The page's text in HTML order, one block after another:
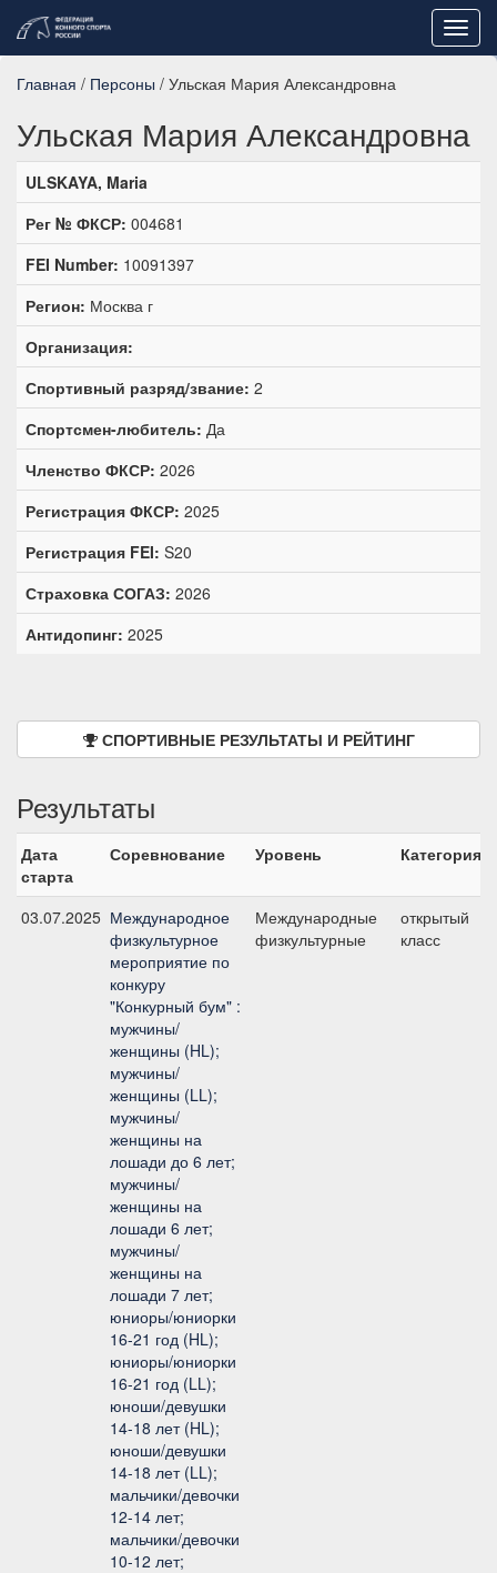
Главная / Персоны / Ульская Мария Александровна
Ульская Мария Александровна
ULSKAYA, Maria
Рег № ФКСР: 004681
FEI Number: 10091397
Регион: Москва г
Организация:
Спортивный разряд/звание: 2
Спортсмен-любитель: Да
Членство ФКСР: 2026
Регистрация ФКСР: 2025
Регистрация FEI: S20
Страховка СОГАЗ: 2026
Антидопинг: 2025
СПОРТИВНЫЕ РЕЗУЛЬТАТЫ И РЕЙТИНГ
Результаты
Дата
старта
Соревнование Уровень Категория
03.07.2025 Международное
физкультурное
мероприятие по
конкуру
"Конкурный бум" :
мужчины/
женщины (HL);
мужчины/
женщины (LL);
мужчины/
женщины на
лошади до 6 лет;
мужчины/
женщины на
лошади 6 лет;
мужчины/
женщины на
лошади 7 лет;
юниоры/юниорки
16-21 год (HL);
юниоры/юниорки
16-21 год (LL);
юноши/девушки
14-18 лет (HL);
юноши/девушки
14-18 лет (LL);
мальчики/девочки
12-14 лет;
мальчики/девочки
10-12 лет;
Международные
физкультурные
открытый
класс